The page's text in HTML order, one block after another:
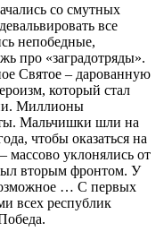
со смутных
все
непобедные,
про «заградотряды».
Святое – дарованную
который стал
Миллионы
Мальчишки шли на
чтобы оказаться на
уклонялись от
вторым фронтом. У
… С первых
всех республик